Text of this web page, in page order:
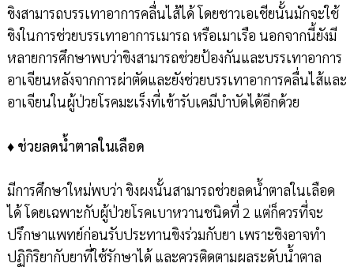
ขิงสามารถบรรเทาอาการคลื่นไส้ได้ โดยชาวเอเชียนั้นมักจะใช้
ขิงในการช่วยบรรเทาอาการเมารถ หรือเมาเรือ นอกจากนี้ยังมี
หลายการศึกษาพบว่าขิงสามารถช่วยป้องกันและบรรเทาอาการ
อาเจียนหลังจากการผ่าตัดและยังช่วยบรรเทาอาการคลื่นไส้และ
อาเจียนในผู้ป่วยโรคมะเร็งที่เข้ารับเคมีบำบัดได้อีกด้วย
♦ ช่วยลดน้ำตาลในเลือด
มีการศึกษาใหม่พบว่า ขิงผงนั้นสามารถช่วยลดน้ำตาลในเลือด
ได้ โดยเฉพาะกับผู้ป่วยโรคเบาหวานชนิดที่ 2 แต่ก็ควรที่จะ
ปรึกษาแพทย์ก่อนรับประทานขิงร่วมกับยา เพราะขิงอาจทำ
ปฏิกิริยากับยาที่ใช้รักษาได้ และควรติดตามผลระดับน้ำตาล